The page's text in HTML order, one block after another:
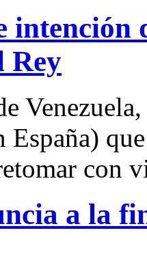
Rey
España)
con
a la